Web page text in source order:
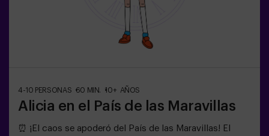
4-10 PERSONAS 60 MIN. 10+ AÑOS
Alicia en el País de las Maravillas
⏰ ¡El caos se apoderó del País de las Maravillas! El